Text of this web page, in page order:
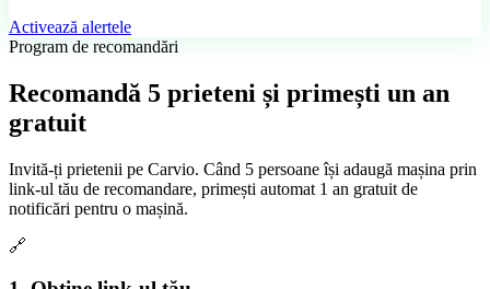
Activează alertele
Program de recomandări
Recomandă 5 prieteni și primești un an
gratuit
Invită-ți prietenii pe Carvio. Când 5 persoane își adaugă mașina prin
link-ul tău de recomandare, primești automat 1 an gratuit de
notificări pentru o mașină.
🔗